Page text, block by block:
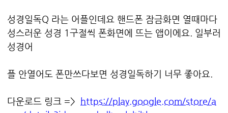
성경일독Q 라는 어플인데요 핸드폰 잠금화면 열때마다
성스러운 성경 1구절씩 폰화면에 뜨는 앱이에요. 일부러
성경어
플 안열어도 폰만쓰다보면 성경일독하기 너무 좋아요.
다운로드 링크 => https://play.google.com/store/a